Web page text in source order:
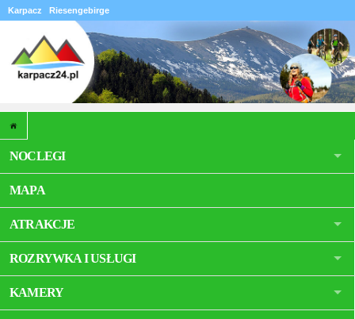
Karpacz Riesengebirge
NOCLEGI
MAPA
ATRAKCJE
ROZRYWKA I USŁUGI
KAMERY